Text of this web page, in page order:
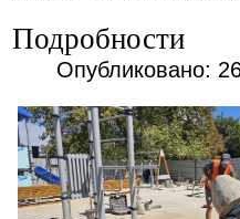
Подробности
Опубликовано: